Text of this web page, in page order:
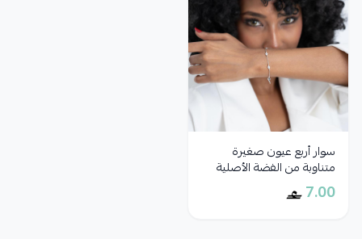
سوار أربع عيون صغيرة
متناوبة من الفضة الأصلية
7.00